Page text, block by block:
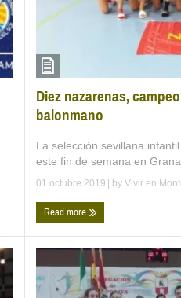
Diez nazarenas,
balonmano
La selección sevillana
este fin de semana en
01 octubre 2019 | by Vivir en
Read more